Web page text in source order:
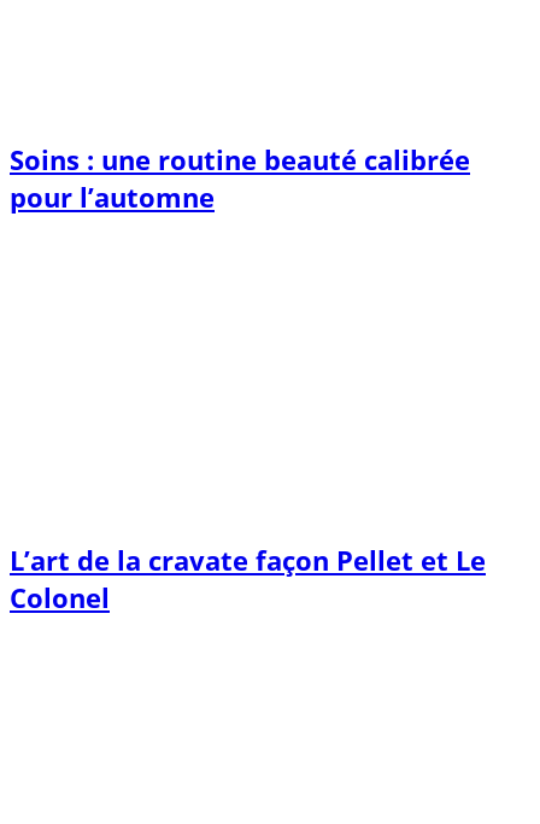
Soins : une routine beauté calibrée
pour l’automne
L’art de la cravate façon Pellet et Le
Colonel